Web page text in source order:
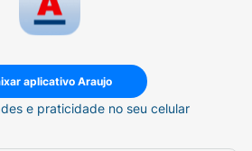
aplicativo Araujo
e praticidade no seu celular